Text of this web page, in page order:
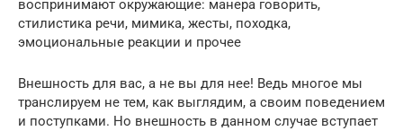
воспринимают окружающие: манера говорить,
стилистика речи, мимика, жесты, походка,
эмоциональные реакции и прочее
Внешность для вас, а не вы для нее! Ведь многое мы
транслируем не тем, как выглядим, а своим поведением
и поступками. Но внешность в данном случае вступает